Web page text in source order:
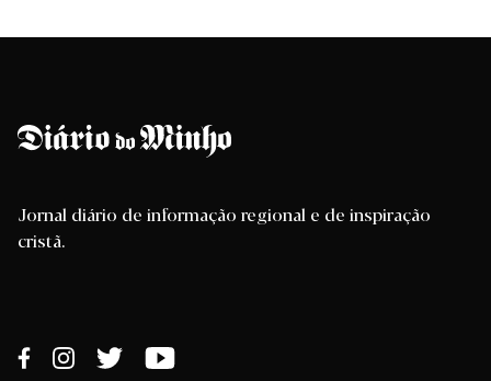
Jornal diário de informação regional e de inspiração
cristã.